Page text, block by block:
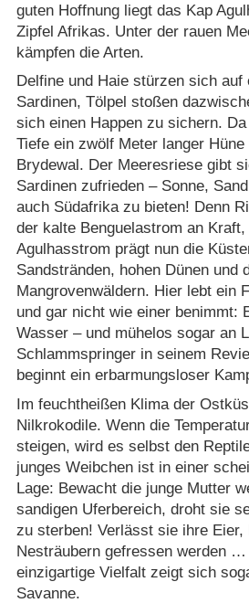
guten Hoffnung liegt das Kap
Zipfel Afrikas. Unter der rauen
kämpfen die Arten.
Delfine und Haie stürzen sich auf
Sardinen, Tölpel stoßen
sich einen Happen zu sichern.
Tiefe ein zwölf Meter langer
Brydewal. Der Meeresriese gibt
Sardinen zufrieden – Sonne,
auch Südafrika zu bieten! Denn
der kalte Benguelastrom an
Agulhasstrom prägt nun die
Sandstränden, hohen Dünen und
Mangrovenwäldern. Hier lebt ein
und gar nicht wie einer benimmt:
Wasser – und mühelos sogar an
Schlammspringer in seinem
beginnt ein erbarmungsloser
Im feuchtheißen Klima der
Nilkrokodile. Wenn die
steigen, wird es selbst den
junges Weibchen ist in einer
Lage: Bewacht die junge Mutter
sandigen Uferbereich, droht sie
zu sterben! Verlässt sie ihre Eier,
Nesträubern gefressen werden
einzigartige Vielfalt zeigt sich
Savanne.